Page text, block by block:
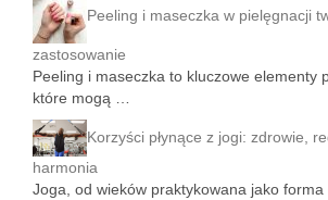
Peeling i maseczka w pielęgnacji
zastosowanie
Peeling i maseczka to kluczowe elementy
które mogą …
Korzyści płynące z jogi: zdrowie,
harmonia
Joga, od wieków praktykowana jako